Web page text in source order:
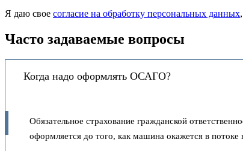
на
моих
персональных
Я даю свое согласие на обработку персональных данных
Часто задаваемые вопросы
Когда надо оформлять ОСАГО?
Обязательное страхование гражданской
оформляется до того, как машина окажется в потоке